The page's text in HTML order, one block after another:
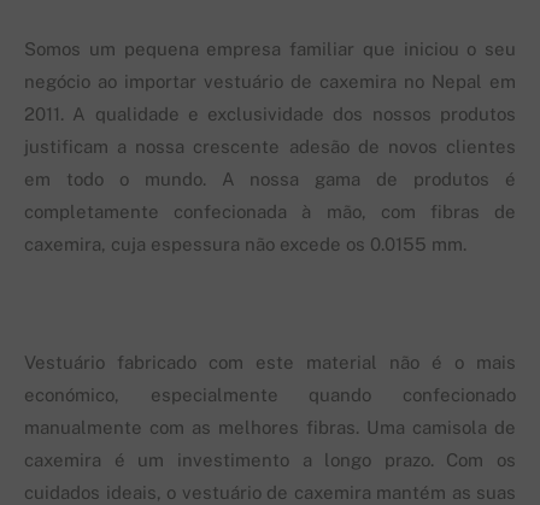
Somos um pequena empresa familiar que iniciou o seu
negócio ao importar vestuário de caxemira no Nepal em
2011. A qualidade e exclusividade dos nossos produtos
justificam a nossa crescente adesão de novos clientes
em todo o mundo. A nossa gama de produtos é
completamente confecionada à mão, com fibras de
caxemira, cuja espessura não excede os 0.0155 mm.
Vestuário fabricado com este material não é o mais
económico, especialmente quando confecionado
manualmente com as melhores fibras. Uma camisola de
caxemira é um investimento a longo prazo. Com os
cuidados ideais, o vestuário de caxemira mantém as suas